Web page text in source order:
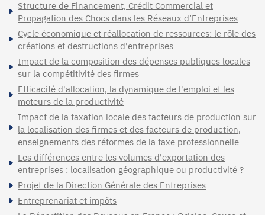
Structure de Financement, Crédit Commercial et
Propagation des Chocs dans les Réseaux d’Entreprises
Cycle économique et réallocation de ressources: le rôle des
créations et destructions d'entreprises
Impact de la composition des dépenses publiques locales
sur la compétitivité des firmes
Efficacité d'allocation, la dynamique de l'emploi et les
moteurs de la productivité
Impact de la taxation locale des facteurs de production sur
la localisation des firmes et des facteurs de production,
enseignements des réformes de la taxe professionnelle
Les différences entre les volumes d'exportation des
entreprises : localisation géographique ou productivité ?
Projet de la Direction Générale des Entreprises
Entreprenariat et impôts